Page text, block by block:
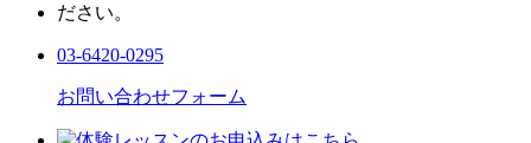
03-6420-0295
お問い合わせフォーム